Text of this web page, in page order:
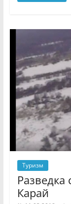
Туризм
Разведка
Карай